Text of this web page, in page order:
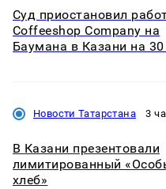
Суд приостановил
Coffeeshop Company на
Баумана в Казани на 30
Новости Татарстана 3
В Казани презентовали
лимитированный
хлеб»